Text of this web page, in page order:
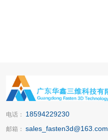
电话： 18594229230
邮箱： sales_fasten3d@163.com